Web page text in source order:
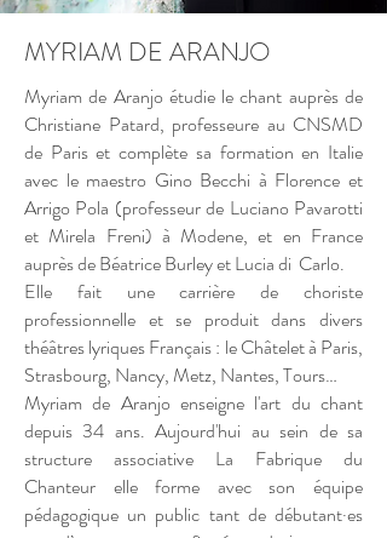
MYRIAM DE ARANJO
Myriam de Aranjo étudie le chant auprès de
Christiane Patard, professeure au CNSMD
de Paris et complète sa formation en Italie
avec le maestro Gino Becchi à Florence et
Arrigo Pola (professeur de Luciano Pavarotti
et Mirela Freni) à Modene, et en France
auprès de Béatrice Burley et Lucia di Carlo.
Elle fait une carrière de choriste
professionnelle et se produit dans divers
théâtres lyriques Français : le Châtelet à Paris,
Strasbourg, Nancy, Metz, Nantes, Tours…
Myriam de Aranjo enseigne l'art du chant
depuis 34 ans. Aujourd'hui au sein de sa
structure associative La Fabrique du
Chanteur elle forme avec son équipe
pédagogique un public tant de débutant·es